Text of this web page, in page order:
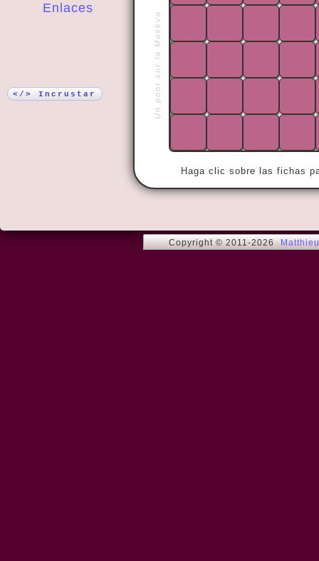
Enlaces
</> Incrustar Un pont sur la Moskva
Haga clic sobre las fichas
« He who
Copyright © 2011-2026